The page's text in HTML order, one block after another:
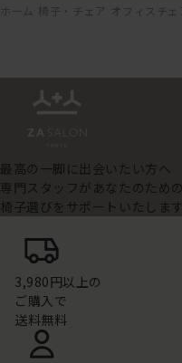
ホーム 椅子・チェア オフィスチ
最高の一脚に出会いたい方へ
専門スタッフがあなたのための
椅子選びをサポートいたします
3,980円以上の
ご購入で
送料無料